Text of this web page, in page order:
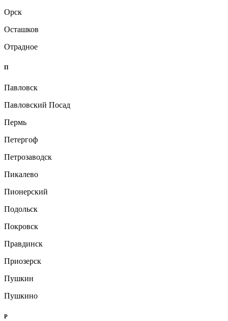
Орск
Осташков
Отрадное
П
Павловск
Павловский Посад
Пермь
Петергоф
Петрозаводск
Пикалево
Пионерский
Подольск
Покровск
Правдинск
Приозерск
Пушкин
Пушкино
Р